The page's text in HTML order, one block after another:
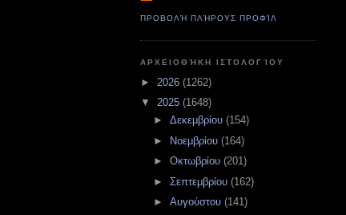
ΠΡΟΒΟΛΉ ΠΛΉΡΟΥΣ ΠΡΟΦΊΛ
ΑΡΧΕΙΟΘΉΚΗ ΙΣΤΟΛΟΓΊΟΥ
► 2026 (1262)
▼ 2025 (1648)
► Δεκεμβρίου (154)
►
Νοεμβρίου (164)
► Οκτωβρίου (201)
► Σεπτεμβρίου (162)
► Αυγούστου (141)